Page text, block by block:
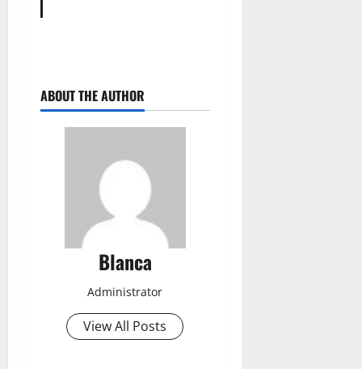
ABOUT THE AUTHOR
Blanca
Administrator
View All Posts